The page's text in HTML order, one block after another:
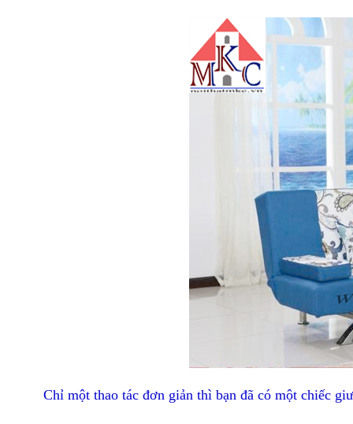
Chỉ một thao tác đơn giản thì bạn đã có một chiếc